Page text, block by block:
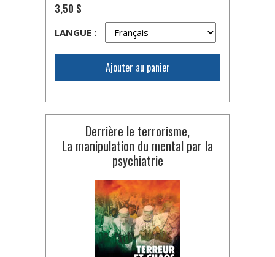
3,50 $
LANGUE :
Ajouter au panier
Derrière le terrorisme,
La manipulation du mental par la
psychiatrie